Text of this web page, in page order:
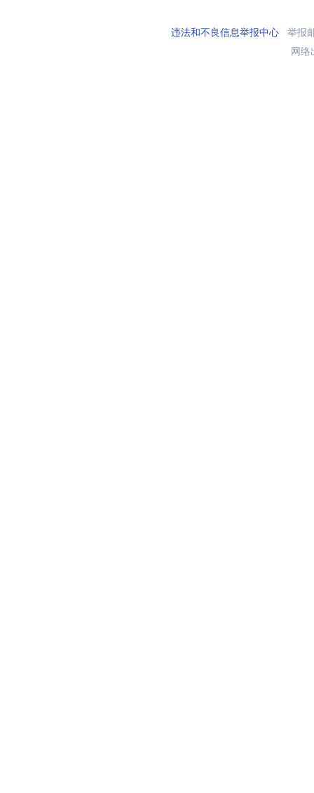
违法和不良信息举报中心举报
网